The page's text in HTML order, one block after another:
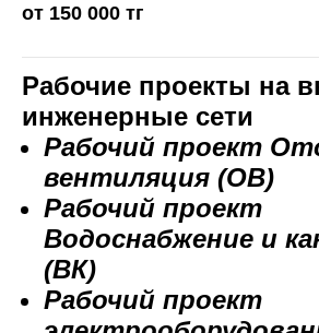
от 150 000 тг
Рабочие проекты на
инженерные сети
Рабочий проект
вентиляция (ОВ)
Рабочий проект
Водоснабжение и
(ВК)
Рабочий проект